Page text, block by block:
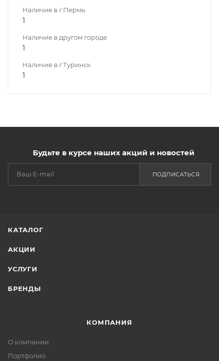
Наличие в г.Пермь
1
Наличие в другом городе
1
Наличие в г.Туринск
1
Будьте в курсе наших акций и новостей
ПОДПИСАТЬСЯ
КАТАЛОГ
АКЦИИ
УСЛУГИ
БРЕНДЫ
КОМПАНИЯ
О компании
Портфолио